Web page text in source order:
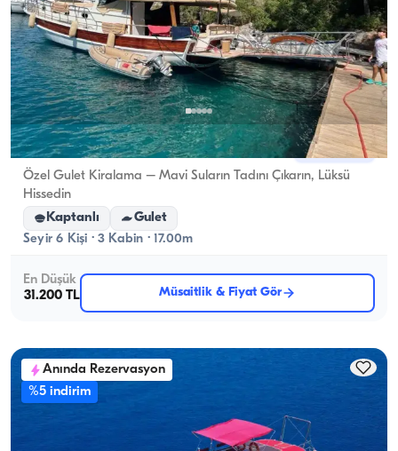
Göcek, Muğla Yeni tekne
Özel Gulet Kiralama – Mavi Suların Tadını Çıkarın, Lüksü
Hissedin
Kaptanlı
Gulet
Seyir 6 Kişi · 3 Kabin · 17.00m
En Düşük
31.200 TL
Müsaitlik & Fiyat Gör
Anında Rezervasyon
%5 indirim